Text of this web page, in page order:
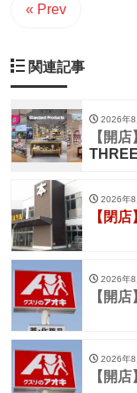
« Prev
関連記事
2026年8
【開店
2026年8
【閉店
2026年8
【開店
2026年8
【開店